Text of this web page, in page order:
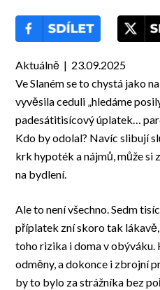
Aktuálně | 23.09.2025
Ve Slaném se to chystá jako
vyvěsila ceduli „hledáme
padesátitisícový úplatek…
Kdo by odolal? Navíc slibují
krk hypoték a nájmů, může
na bydlení.
Ale to není všechno. Sedm
příplatek zní skoro tak
toho rizika i doma v
odměny, a dokonce i zbrojní
by to bylo za strážníka bez